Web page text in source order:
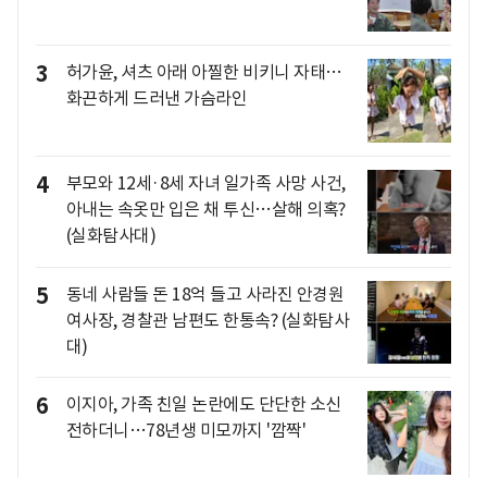
3
허가윤, 셔츠 아래 아찔한 비키니 자태…
화끈하게 드러낸 가슴라인
4
부모와 12세·8세 자녀 일가족 사망 사건,
아내는 속옷만 입은 채 투신…살해 의혹?
(실화탐사대)
5
동네 사람들 돈 18억 들고 사라진 안경원
여사장, 경찰관 남편도 한통속? (실화탐사
대)
6
이지아, 가족 친일 논란에도 단단한 소신
전하더니…78년생 미모까지 '깜짝'